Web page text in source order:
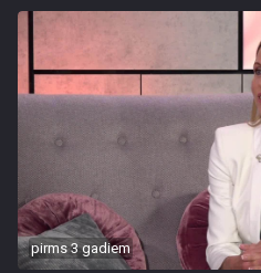
pirms 3 gadiem